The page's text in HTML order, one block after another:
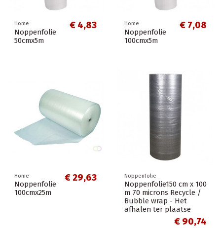
Home
Noppenfolie
50cmx5m
€ 4,83 Home
Noppenfolie
100cmx5m
€ 7,08
Home
Noppenfolie
100cmx25m
€ 29,63 Noppenfolie
Noppenfolie150 cm x 100
m 70 microns Recycle /
Bubble wrap - Het
afhalen ter plaatse
€ 90,74